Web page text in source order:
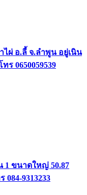
ผ่ อ.ลี้ จ.ลำพูน อยู่เนิน
0650059539
1 ขนาดใหญ่ 50.87
9313233